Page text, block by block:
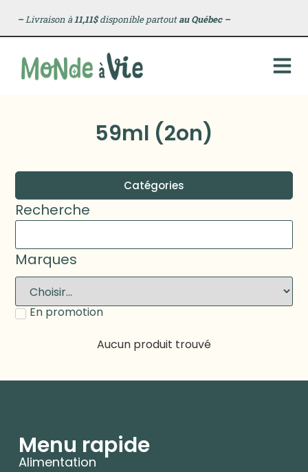
–Livraison à11,11$disponible partoutau Québec –
59ml (2on)
Catégories
Recherche
Marques
En promotion
Aucun produit trouvé
Menu rapide
Alimentation